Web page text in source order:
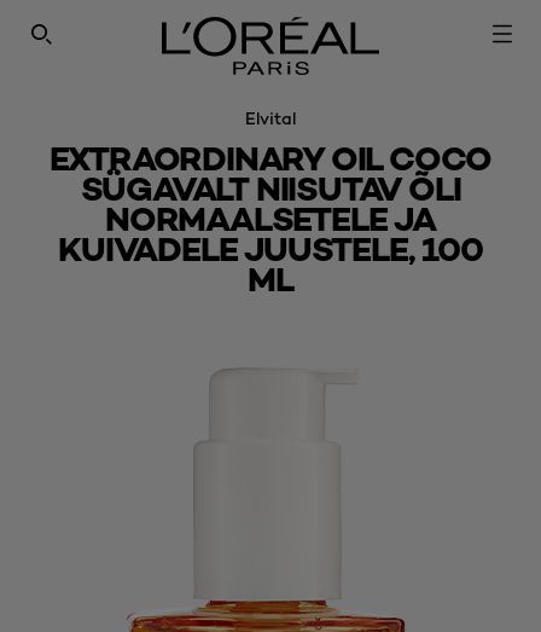
SEARCH THIS SITE
Elvital
EXTRAORDINARY OIL COCO
SÜGAVALT NIISUTAV ÕLI
NORMAALSETELE JA
KUIVADELE JUUSTELE, 100
ML